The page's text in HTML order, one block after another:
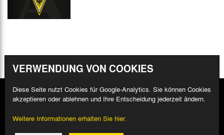
VERWENDUNG VON COOKIES
Diese Seite nutzt Cookies für Google-Analytics. Sie können Cookies
akzeptieren oder ablehnen und Ihre Entscheidung jederzeit ändern.
Weitere Informationen erhalten Sie hier.